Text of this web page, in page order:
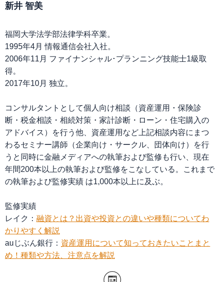
新井 智美
福岡大学法学部法律学科卒業。
1995年4月 情報通信会社入社。
2006年11月 ファイナンシャル･プランニング技能士1級取
得。
2017年10月 独立。
コンサルタントとして個人向け相談（資産運用・保険診
断・税金相談・相続対策・家計診断・ローン・住宅購入の
アドバイス）を行う他、資産運用など上記相談内容にまつ
わるセミナー講師（企業向け・サークル、団体向け）を行
うと同時に金融メディアへの執筆および監修も行い、現在
年間200本以上の執筆および監修をこなしている。これまで
の執筆および監修実績 は1,000本以上に及ぶ。
監修実績
レイク： 融資とは？出資や投資との違いや種類についてわ
かりやすく解説
auじぶん銀行： 資産運用について知っておきたいことまと
め！種類や方法、注意点を解説